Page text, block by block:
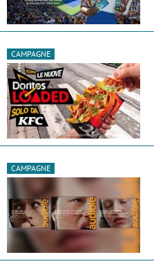
CAMPAGNE
CAMPAGNE